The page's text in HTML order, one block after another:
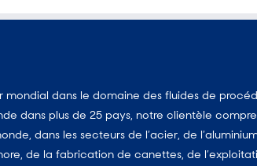
dans le domaine des fluides de
dans plus de 25 pays, notre clientèle
dans les secteurs de l’acier, de
de la fabrication de canettes, de